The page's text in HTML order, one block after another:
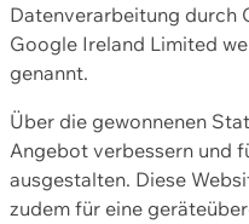
Datenverarbeitung durch
Google Ireland Limited
genannt.
Über die gewonnenen
Angebot verbessern und
ausgestalten. Diese
zudem für eine